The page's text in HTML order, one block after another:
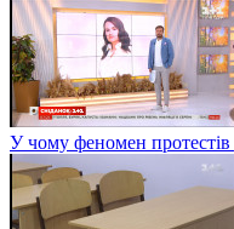
У чому феномен